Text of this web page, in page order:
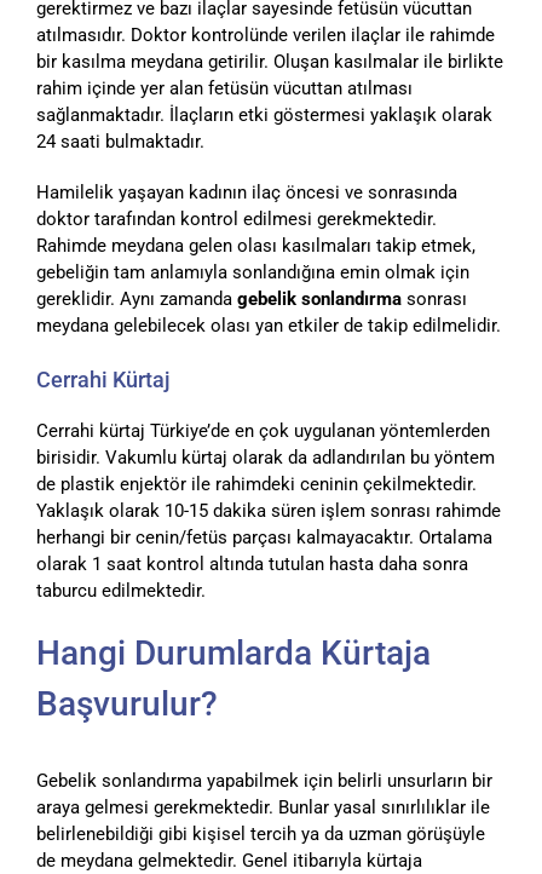
gerektirmez ve bazı ilaçlar sayesinde fetüsün vücuttan
atılmasıdır. Doktor kontrolünde verilen ilaçlar ile rahimde
bir kasılma meydana getirilir. Oluşan kasılmalar ile birlikte
rahim içinde yer alan fetüsün vücuttan atılması
sağlanmaktadır. İlaçların etki göstermesi yaklaşık olarak
24 saati bulmaktadır.
Hamilelik yaşayan kadının ilaç öncesi ve sonrasında
doktor tarafından kontrol edilmesi gerekmektedir.
Rahimde meydana gelen olası kasılmaları takip etmek,
gebeliğin tam anlamıyla sonlandığına emin olmak için
gereklidir. Aynı zamanda gebelik sonlandırma sonrası
meydana gelebilecek olası yan etkiler de takip edilmelidir.
Cerrahi Kürtaj
Cerrahi kürtaj Türkiye’de en çok uygulanan yöntemlerden
birisidir. Vakumlu kürtaj olarak da adlandırılan bu yöntem
de plastik enjektör ile rahimdeki ceninin çekilmektedir.
Yaklaşık olarak 10-15 dakika süren işlem sonrası rahimde
herhangi bir cenin/fetüs parçası kalmayacaktır. Ortalama
olarak 1 saat kontrol altında tutulan hasta daha sonra
taburcu edilmektedir.
Hangi Durumlarda Kürtaja
Başvurulur?
Gebelik sonlandırma yapabilmek için belirli unsurların bir
araya gelmesi gerekmektedir. Bunlar yasal sınırlılıklar ile
belirlenebildiği gibi kişisel tercih ya da uzman görüşüyle
de meydana gelmektedir. Genel itibarıyla kürtaja